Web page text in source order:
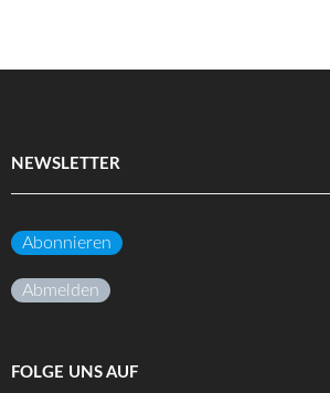
NEWSLETTER
Abonnieren
Abmelden
FOLGE UNS AUF